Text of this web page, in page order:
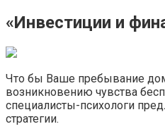
«Инвестиции и
Что бы Ваше пребывание
возникновению чувства
специалисты-психологи
стратегии.